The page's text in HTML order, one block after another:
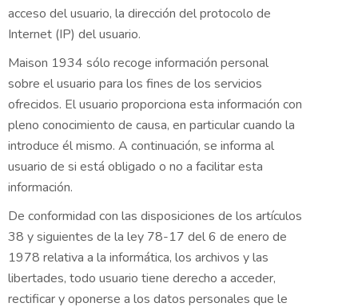
acceso del usuario, la dirección del protocolo de
Internet (IP) del usuario.
Maison 1934 sólo recoge información personal
sobre el usuario para los fines de los servicios
ofrecidos. El usuario proporciona esta información con
pleno conocimiento de causa, en particular cuando la
introduce él mismo. A continuación, se informa al
usuario de si está obligado o no a facilitar esta
información.
De conformidad con las disposiciones de los artículos
38 y siguientes de la ley 78-17 del 6 de enero de
1978 relativa a la informática, los archivos y las
libertades, todo usuario tiene derecho a acceder,
rectificar y oponerse a los datos personales que le